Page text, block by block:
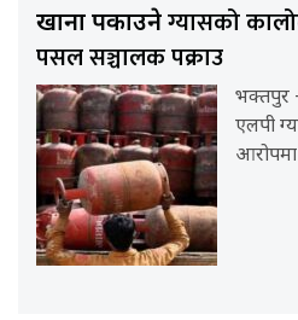
खाना पकाउनेग्यासको
पसल सञ्चालक पक्राउ
भक्तपुर
एलपी
आरोपमा